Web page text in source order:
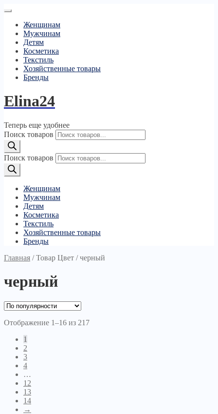
Женщинам
Мужчинам
Детям
Косметика
Текстиль
Хозяйственные товары
Бренды
Elina24
Теперь еще удобнее
Поиск товаров
Поиск товаров
Женщинам
Мужчинам
Детям
Косметика
Текстиль
Хозяйственные товары
Бренды
Главная /Товар Цвет /черный
черный
Отображение 1–16 из 217
1
2
3
4
…
12
13
14
→